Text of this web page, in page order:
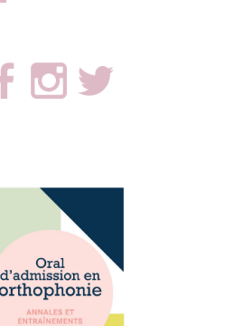
actions
Placote »